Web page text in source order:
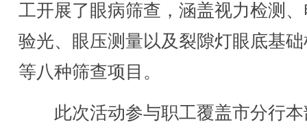
工开展了眼病筛查，涵盖视力检测
验光、眼压测量以及裂隙灯眼底基
等八种筛查项目。
此次活动参与职工覆盖市分行本